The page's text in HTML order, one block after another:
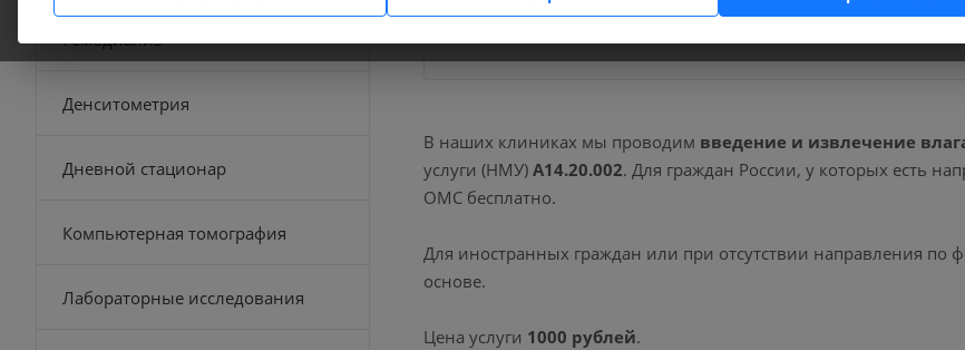
В наших клиниках мы проводим введение и извлечение
услуги (НМУ) А14.20.002. Для граждан России, у которых есть
ОМС бесплатно.
Для иностранных граждан или при отсутствии направления
основе.
Цена услуги 1000 рублей.
Гемодиализ
Денситометрия
Дневной стационар
Компьютерная томография
Лабораторные исследования